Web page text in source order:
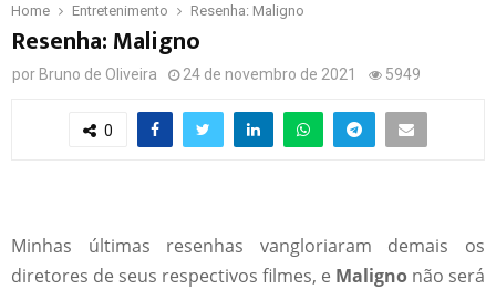
Home Entretenimento Resenha: Maligno
Resenha: Maligno
por Bruno de Oliveira 24 de novembro de 2021 5949
0
Minhas últimas resenhas vangloriaram demais os
diretores de seus respectivos filmes, e Maligno não será